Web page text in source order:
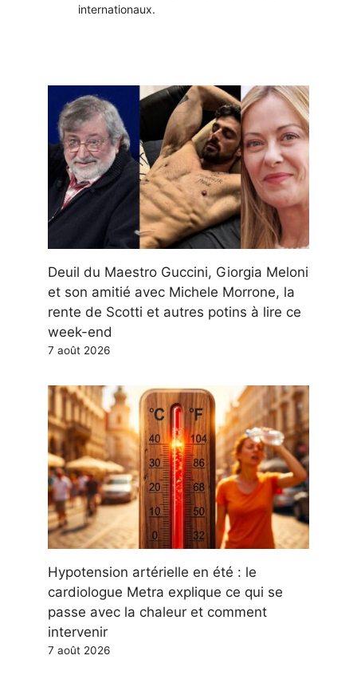
internationaux.
Deuil du Maestro Guccini, Giorgia Meloni
et son amitié avec Michele Morrone, la
rente de Scotti et autres potins à lire ce
week-end
7 août 2026
Hypotension artérielle en été : le
cardiologue Metra explique ce qui se
passe avec la chaleur et comment
intervenir
7 août 2026